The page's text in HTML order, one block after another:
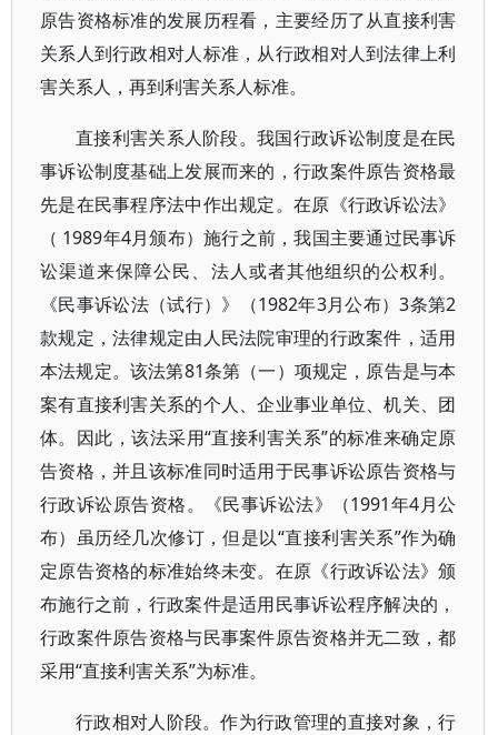
原告资格标准的发展历程看，主要经历了从直接利害
关系人到行政相对人标准，从行政相对人到法律上利
害关系人，再到利害关系人标准。
直接利害关系人阶段。我国行政诉讼制度是在民
事诉讼制度基础上发展而来的，行政案件原告资格最
先是在民事程序法中作出规定。在原《行政诉讼法》
（ 1989年4月颁布）施行之前，我国主要通过民事诉
讼渠道来保障公民、法人或者其他组织的公权利。
《民事诉讼法（试行）》（1982年3月公布）3条第2
款规定，法律规定由人民法院审理的行政案件，适用
本法规定。该法第81条第（一）项规定，原告是与本
案有直接利害关系的个人、企业事业单位、机关、团
体。因此，该法采用“直接利害关系”的标准来确定原
告资格，并且该标准同时适用于民事诉讼原告资格与
行政诉讼原告资格。《民事诉讼法》（1991年4月公
布）虽历经几次修订，但是以“直接利害关系”作为确
定原告资格的标准始终未变。在原《行政诉讼法》颁
布施行之前，行政案件是适用民事诉讼程序解决的，
行政案件原告资格与民事案件原告资格并无二致，都
采用“直接利害关系”为标准。
行政相对人阶段。作为行政管理的直接对象，行